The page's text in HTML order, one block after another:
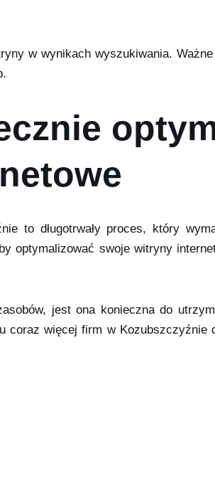
w wynikach wyszukiwania.
to długotrwały proces, który
optymalizować swoje witryny
jest ona konieczna do
coraz więcej firm w